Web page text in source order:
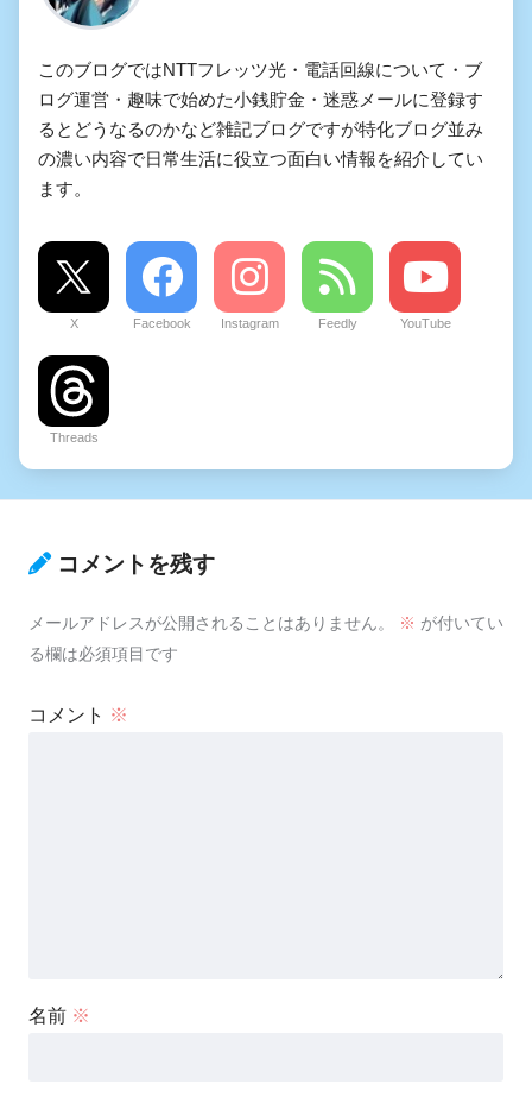
このブログではNTTフレッツ光・電話回線について・ブ
ログ運営・趣味で始めた小銭貯金・迷惑メールに登録す
るとどうなるのかなど雑記ブログですが特化ブログ並み
の濃い内容で日常生活に役立つ面白い情報を紹介してい
ます。
X Facebook Instagram Feedly YouTube
Threads
コメントを残す
メールアドレスが公開されることはありません。 ※ が付いてい
る欄は必須項目です
コメント ※
名前 ※